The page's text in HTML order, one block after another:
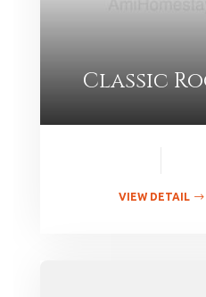
Classic
VIEW DETAIL